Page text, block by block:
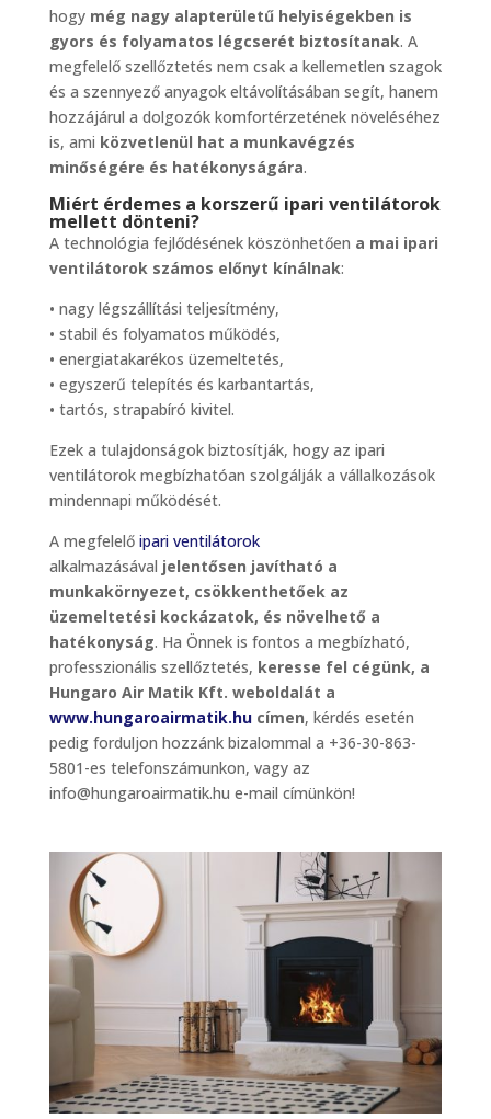
hogy még nagy alapterületű helyiségekben is
gyors és folyamatos légcserét biztosítanak. A
megfelelő szellőztetés nem csak a kellemetlen szagok
és a szennyező anyagok eltávolításában segít, hanem
hozzájárul a dolgozók komfortérzetének növeléséhez
is, ami közvetlenül hat a munkavégzés
minőségére és hatékonyságára.
Miért érdemes a korszerű ipari ventilátorok
mellett dönteni?
A technológia fejlődésének köszönhetően a mai ipari
ventilátorok számos előnyt kínálnak:
• nagy légszállítási teljesítmény,
• stabil és folyamatos működés,
• energiatakarékos üzemeltetés,
• egyszerű telepítés és karbantartás,
• tartós, strapabíró kivitel.
Ezek a tulajdonságok biztosítják, hogy az ipari
ventilátorok megbízhatóan szolgálják a vállalkozások
mindennapi működését.
A megfelelőipari ventilátorok
alkalmazásával jelentősen javítható a
munkakörnyezet, csökkenthetőek az
üzemeltetési kockázatok, és növelhető a
hatékonyság. Ha Önnek is fontos a megbízható,
professzionális szellőztetés, keresse fel cégünk, a
Hungaro Air Matik Kft. weboldalát a
www.hungaroairmatik.hucímen, kérdés esetén
pedig forduljon hozzánk bizalommal a +36-30-863-
5801-es telefonszámunkon, vagy az
info@hungaroairmatik.hu e-mail címünkön!